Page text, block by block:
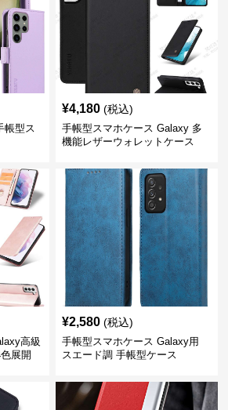
帳型ス
¥4,180 (税込)
手帳型スマホケース Galaxy 多
機能レザーウォレットケース
高級
展開
¥2,580 (税込)
手帳型スマホケース Galaxy用
スエード調 手帳型ケース